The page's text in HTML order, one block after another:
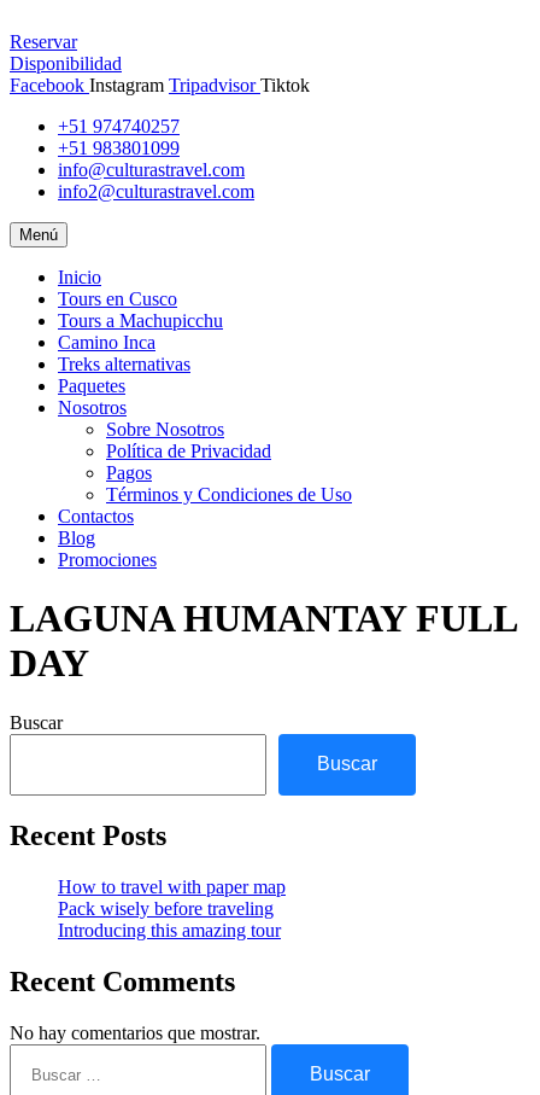
Reservar
Disponibilidad
Facebook Instagram Tripadvisor Tiktok
+51 974740257
+51 983801099
info@culturastravel.com
info2@culturastravel.com
Menú
Inicio
Tours en Cusco
Tours a Machupicchu
Camino Inca
Treks alternativas
Paquetes
Nosotros
Sobre Nosotros
Política de Privacidad
Pagos
Términos y Condiciones de Uso
Contactos
Blog
Promociones
LAGUNA HUMANTAY FULL
DAY
Buscar
Buscar
Recent Posts
How to travel with paper map
Pack wisely before traveling
Introducing this amazing tour
Recent Comments
No hay comentarios que mostrar.